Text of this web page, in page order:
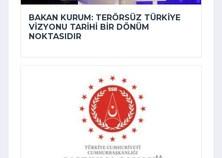
BAKAN KURUM: TERÖRSÜZ TÜRKIYE
VIZYONU TARIHI BIR DÖNÜM
NOKTASIDIR